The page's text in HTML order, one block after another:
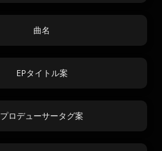
曲名
EPタイトル案
プロデューサータグ案